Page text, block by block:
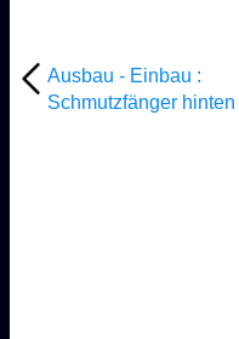
Ausbau - Einbau :
Schmutzfänger hinten